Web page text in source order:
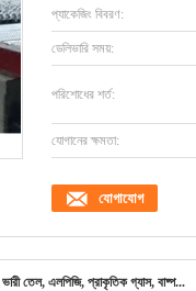
প্যাকেজিং বিবরণ:
ডেলিভারি সময়:
পরিশোধের শর্ত:
যোগানের ক্ষমতা:
যোগাযোগ
তেল, এলপিজি, প্রাকৃতিক গ্যাস, বাষ্প...